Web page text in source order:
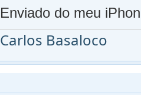
Enviado do meu
Carlos Basaloco